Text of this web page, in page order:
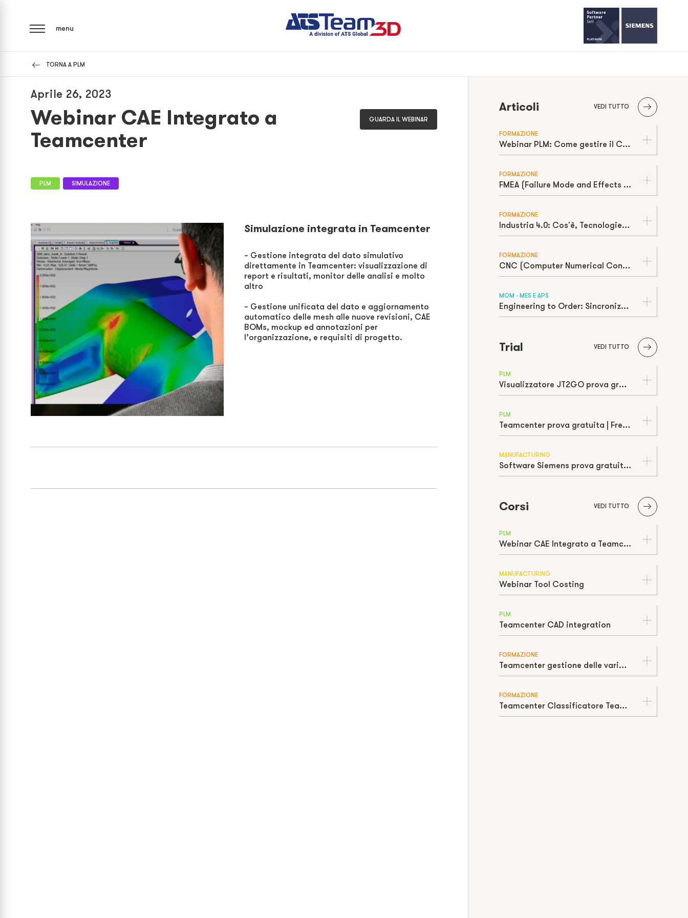
menu
TORNA A PLM
Aprile 26, 2023
Webinar CAE Integrato a
Teamcenter
GUARDA IL WEBINAR
PLM SIMULAZIONE
Simulazione integrata in Teamcenter
– Gestione integrata del dato simulativo
direttamente in Teamcenter: visualizzazione di
report e risultati, monitor delle analisi e molto
altro
– Gestione unificata del dato e aggiornamento
automatico delle mesh alle nuove revisioni, CAE
BOMs, mockup ed annotazioni per
l’organizzazione, e requisiti di progetto.
Articoli VEDI TUTTO
FORMAZIONE
Webinar PLM: Come gestire il Change Management
FORMAZIONE
FMEA (Failure Mode and Effects Analysis): Cos'è, Come si Calcola e Vantaggi
FORMAZIONE
Industria 4.0: Cos'è, Tecnologie Abilitanti e Vantaggi
FORMAZIONE
CNC (Computer Numerical Control): Cos'è, Come Funziona e Vantaggi
MOM - MES E APS
Engineering to Order: Sincronizzare PLM e APS per il Successo delle Commesse Complesse
Trial VEDI TUTTO
PLM
Visualizzatore JT2GO prova gratuita | Free trial
PLM
Teamcenter prova gratuita | Free trial
MANUFACTURING
Software Siemens prova gratuita | Free trial
Corsi VEDI TUTTO
PLM
Webinar CAE Integrato a Teamcenter
MANUFACTURING
Webinar Tool Costing
PLM
Teamcenter CAD integration
FORMAZIONE
Teamcenter gestione delle varianti e dei colori di un prodotto TeamFIT
FORMAZIONE
Teamcenter Classificatore TeamFIT